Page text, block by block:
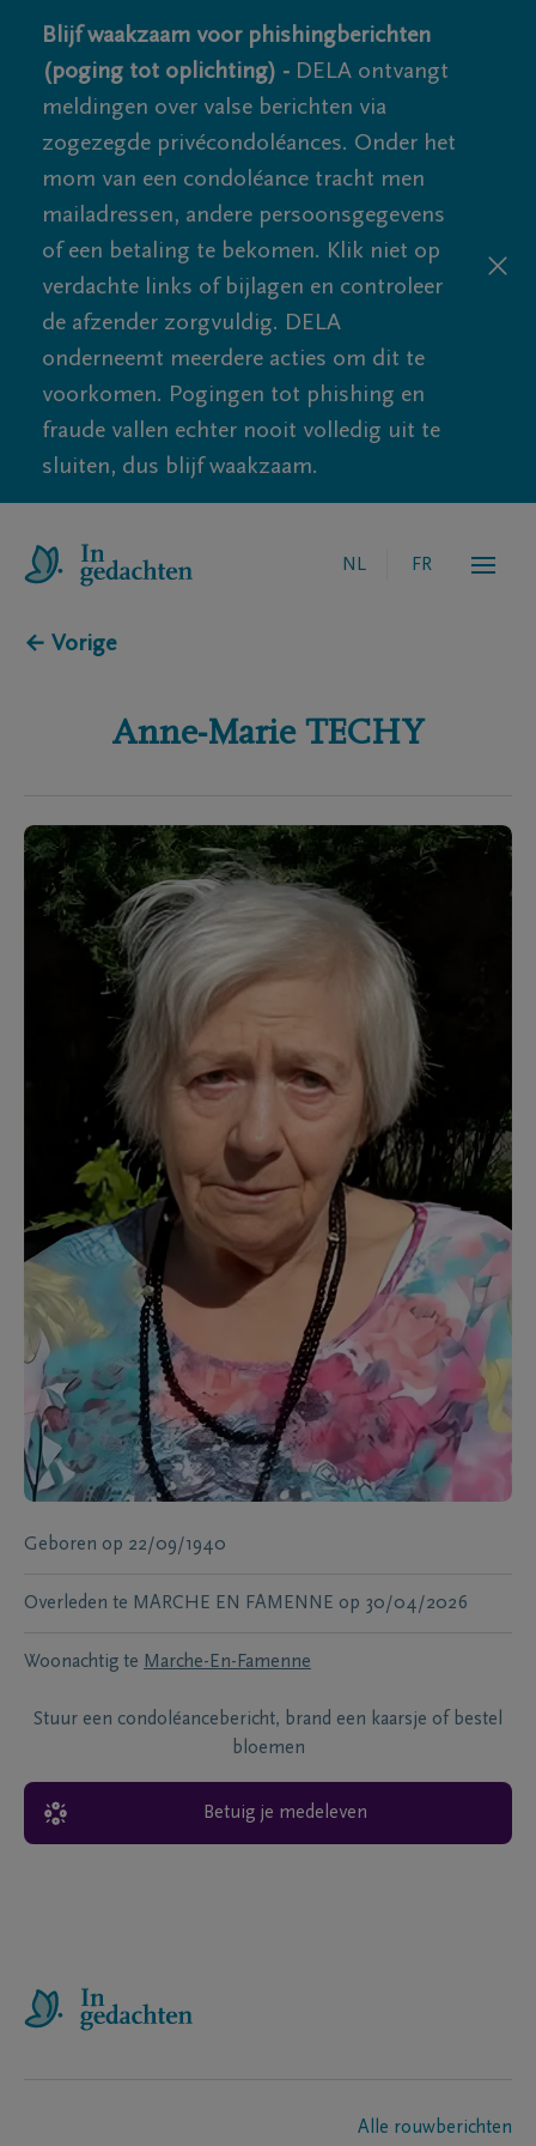
Blijf waakzaam voor phishingberichten
(poging tot oplichting) - DELA ontvangt
meldingen over valse berichten via
zogezegde privécondoléances. Onder het
mom van een condoléance tracht men
mailadressen, andere persoonsgegevens
of een betaling te bekomen. Klik niet op
verdachte links of bijlagen en controleer
de afzender zorgvuldig. DELA
onderneemt meerdere acties om dit te
voorkomen. Pogingen tot phishing en
fraude vallen echter nooit volledig uit te
sluiten, dus blijf waakzaam.
NL FR
← Vorige
Anne-Marie TECHY
Geboren op 22/09/1940
Overleden te MARCHE EN FAMENNE op 30/04/2026
Woonachtig te Marche-En-Famenne
Stuur een condoléancebericht, brand een kaarsje of bestel
bloemen
Betuig je medeleven
Alle rouwberichten